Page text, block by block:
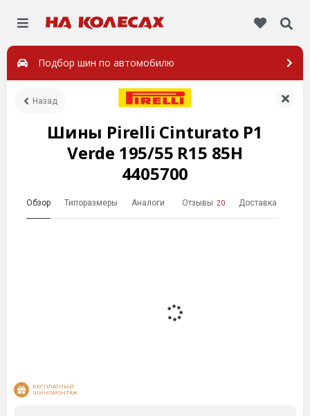
Подбор шин по автомобилю
Назад
Шины Pirelli Cinturato P1
Verde 195/55 R15 85H
4405700
Обзор Типоразмеры Аналоги Отзывы 20 Доставка
БЕСПЛАТНЫЙ
ШИНОМОНТАЖ